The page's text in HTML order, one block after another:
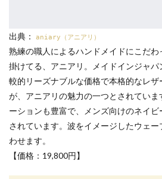
出典： aniary（アニアリ）
熟練の職人によるハンドメイドにこだ
掛けてる、アニアリ。メイドインジャ
較的リーズナブルな価格で本格的なレ
が、アニアリの魅力の一つとされてい
ーションも豊富で、メンズ向けのネイ
されています。波をイメージしたウェ
わせます。
【価格：19,800円】